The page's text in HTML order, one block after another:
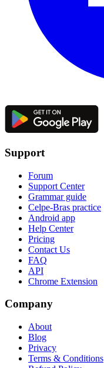
Support
Forum
Support Center
Grammar guide
Celpe-Bras practice
Android app
Help Center
Pricing
Contact Us
FAQ
API
Chrome Extension
Company
About
Blog
Privacy
Terms & Conditions